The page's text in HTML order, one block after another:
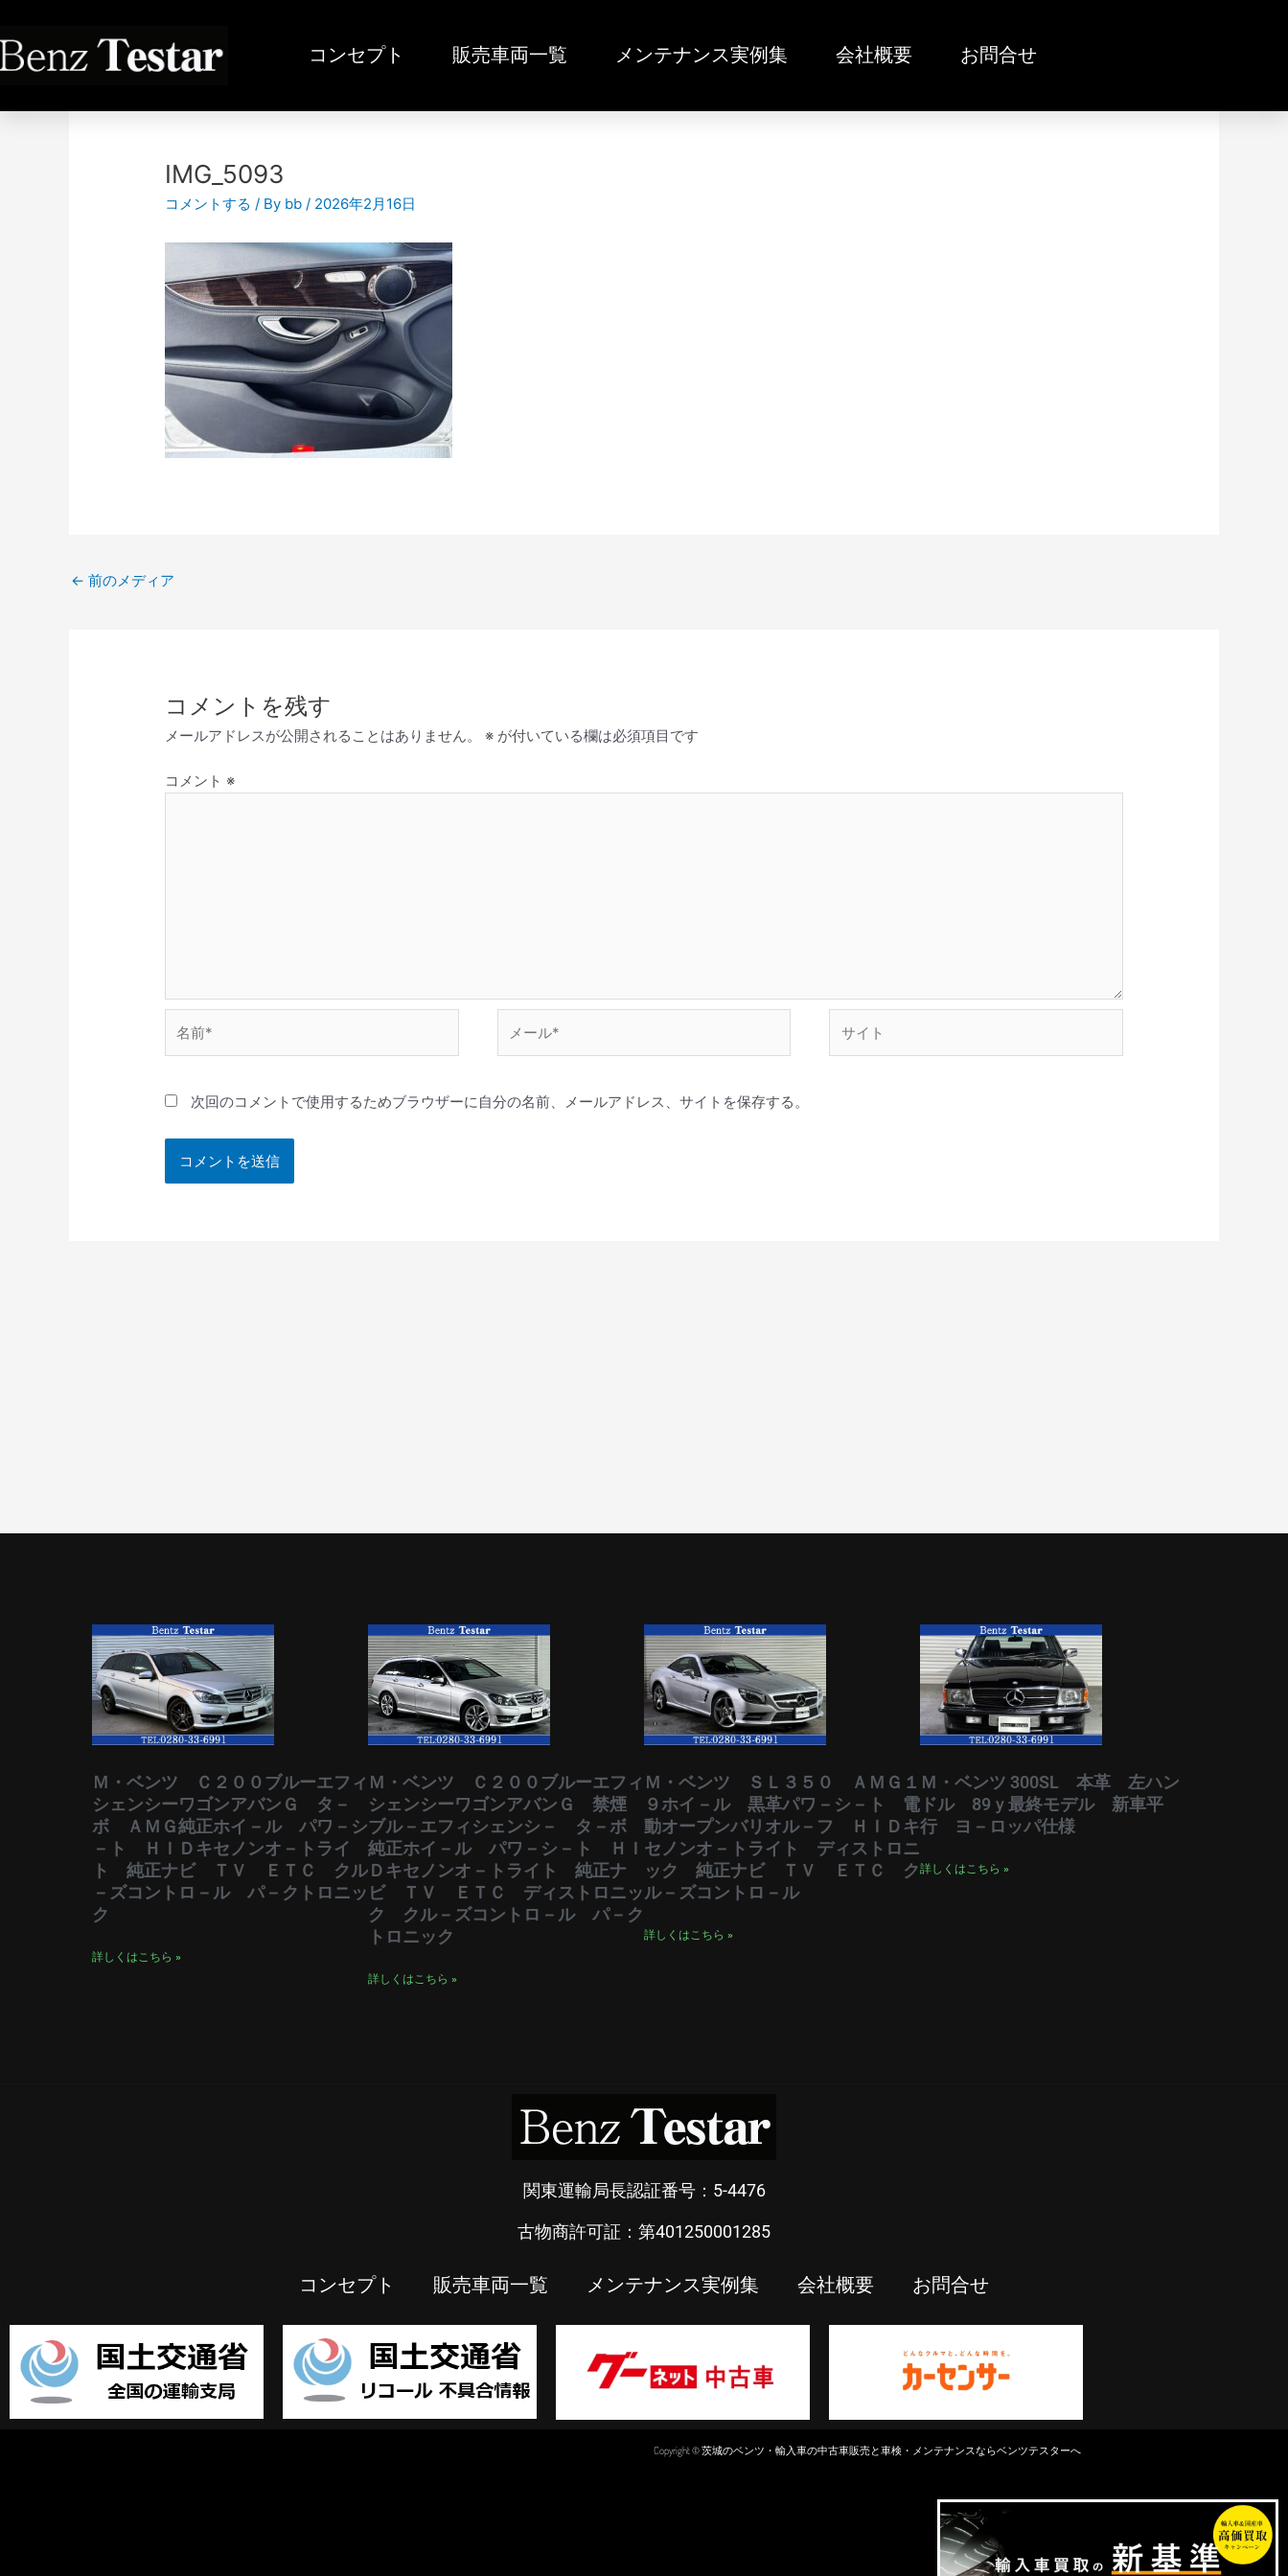
を
コンセプト 販売車両一覧 メンテナンス実例集 会社概要 お問合せ
IMG_5093
コメントする / By bb/ 2026年2月16日
稿
← 前のメディア
コメントを残す
メールアドレスが公開されることはありません。 ※ が付いている欄は必須項目です
コメント ※
前
ー
次回のコメントで使用するためブラウザーに自分の名前、メールアドレス、サイトを保存する。
Ｍ・ベンツ Ｃ２００ブルーエフィ
シェンシーワゴンアバンＧ タ－
ボ ＡＭＧ純正ホイ－ル パワ－シ
－ト ＨＩＤキセノンオ－トライ
ト 純正ナビ ＴＶ ＥＴＣ クル
－ズコントロ－ル パ－クトロニッ
ク
詳しくはこちら »
Ｍ・ベンツ Ｃ２００ブルーエフィ
シェンシーワゴンアバンＧ 禁煙
ブル－エフィシェンシ－ タ－ボ
純正ホイ－ル パワ－シ－ト ＨＩ
Ｄキセノンオ－トライト 純正ナ
ビ ＴＶ ＥＴＣ ディストロニッ
ク クル－ズコントロ－ル パ－ク
トロニック
詳しくはこちら »
Ｍ・ベンツ ＳＬ３５０ ＡＭＧ１
９ホイ－ル 黒革パワ－シ－ト 電
動オープンバリオル－フ ＨＩＤキ
セノンオ－トライト ディストロニ
ック 純正ナビ ＴＶ ＥＴＣ ク
ル－ズコントロ－ル
詳しくはこちら »
Ｍ・ベンツ 300SL 本革 左ハン
ドル 89ｙ最終モデル 新車平
行 ヨ－ロッパ仕様
詳しくはこちら »
関東運輸局長認証番号：5-4476
古物商許可証：第401250001285
コンセプト 販売車両一覧 メンテナンス実例集 会社概要 お問合せ
Copyright © 茨城のベンツ・輸入車の中古車販売と車検・メンテナンスならベンツテスターへ